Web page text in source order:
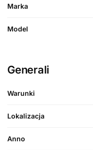
Marka
Model
Generali
Warunki
Lokalizacja
Anno